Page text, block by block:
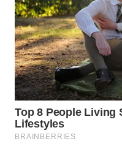
KARAWANG
WN
BEKASI
WN
BOGOR
WN
DEPOK